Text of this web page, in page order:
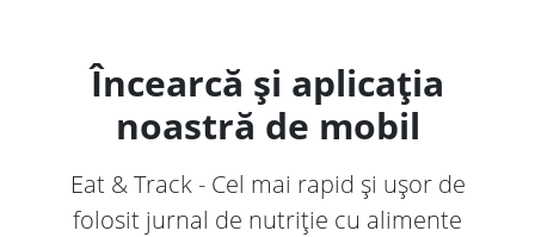
Încearcă și aplicația
noastră de mobil
Eat & Track - Cel mai rapid și ușor de
folosit jurnal de nutriție cu alimente